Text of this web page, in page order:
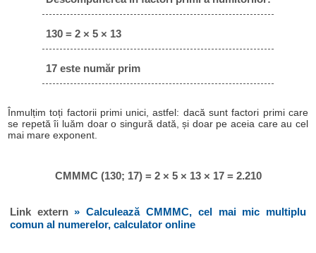
130 = 2 × 5 × 13
17 este număr prim
Înmulțim toți factorii primi unici, astfel: dacă sunt factori primi care
se repetă îi luăm doar o singură dată, și doar pe aceia care au cel
mai mare exponent.
CMMMC (130; 17) = 2 × 5 × 13 × 17 = 2.210
Link extern» Calculează CMMMC, cel mai mic multiplu
comun al numerelor, calculator online